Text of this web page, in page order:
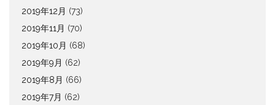
2019年12月 (73)
2019年11月 (70)
2019年10月 (68)
2019年9月 (62)
2019年8月 (66)
2019年7月 (62)